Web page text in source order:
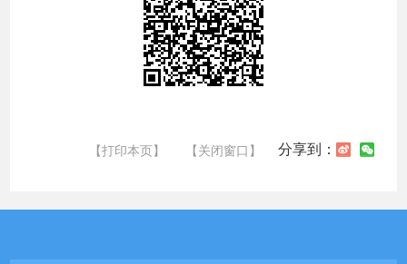
【打印本页】 【关闭窗口】 分享到：